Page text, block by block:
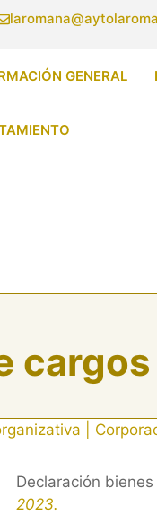
GENERAL
Declaración
2023.